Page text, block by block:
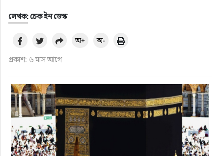
লেখক: চেক ইন ডেস্ক
প্রকাশ: ৬ মাস আগে
অ+ অ-